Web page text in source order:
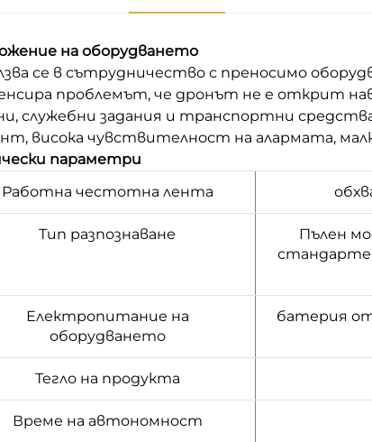
на оборудването
се в сътрудничество с преносимо
проблемът, че дронът не е открит
служебни задания и транспортни
висока чувствителност на алармата,
параметри
Работна честотна лента
Тип разпознаване
Пълен
Електропитание на
оборудването
батерия от
Тегло на продукта
Време на автономност